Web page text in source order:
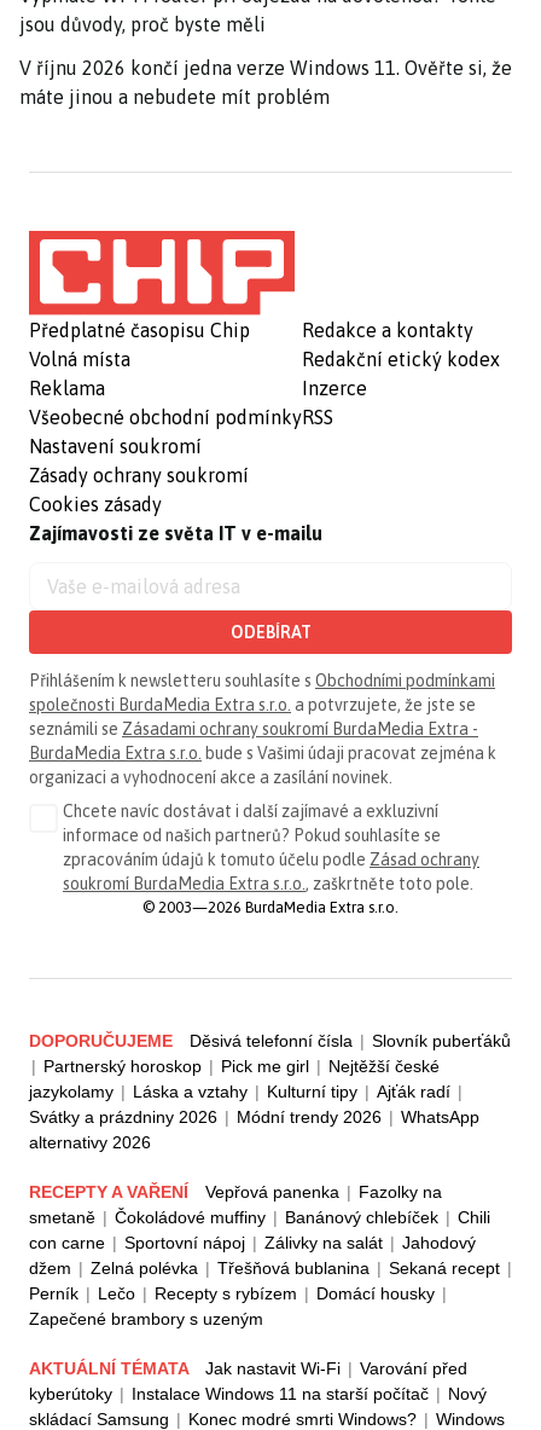
jsou důvody, proč byste měli
V říjnu 2026 končí jedna verze Windows 11. Ověřte si, že
máte jinou a nebudete mít problém
Předplatné časopisu Chip
Volná místa
Reklama
Všeobecné obchodní podmínky
Nastavení soukromí
Zásady ochrany soukromí
Cookies zásady
Redakce a kontakty
Redakční etický kodex
Inzerce
RSS
Zajímavosti ze světa IT v e-mailu
ODEBÍRAT
Přihlášením k newsletteru souhlasíte s Obchodními podmínkami
společnosti BurdaMedia Extra s.r.o. a potvrzujete, že jste se
seznámili se Zásadami ochrany soukromí BurdaMedia Extra -
BurdaMedia Extra s.r.o. bude s Vašimi údaji pracovat zejména k
organizaci a vyhodnocení akce a zasílání novinek.
Chcete navíc dostávat i další zajímavé a exkluzivní
informace od našich partnerů? Pokud souhlasíte se
zpracováním údajů k tomuto účelu podle Zásad ochrany
soukromí BurdaMedia Extra s.r.o. , zaškrtněte toto pole.
© 2003—2026 BurdaMedia Extra s.r.o.
DOPORUČUJEME Děsivá telefonní čísla | Slovník puberťáků
| Partnerský horoskop | Pick me girl | Nejtěžší české
jazykolamy | Láska a vztahy | Kulturní tipy | Ajťák radí |
Svátky a prázdniny 2026 | Módní trendy 2026 | WhatsApp
alternativy 2026
RECEPTY A VAŘENÍ Vepřová panenka | Fazolky na
smetaně | Čokoládové muffiny | Banánový chlebíček | Chili
con carne | Sportovní nápoj | Zálivky na salát | Jahodový
džem | Zelná polévka | Třešňová bublanina | Sekaná recept |
Perník | Lečo | Recepty s rybízem | Domácí housky |
Zapečené brambory s uzeným
AKTUÁLNÍ TÉMATA Jak nastavit Wi-Fi | Varování před
kyberútoky | Instalace Windows 11 na starší počítač | Nový
skládací Samsung | Konec modré smrti Windows? | Windows